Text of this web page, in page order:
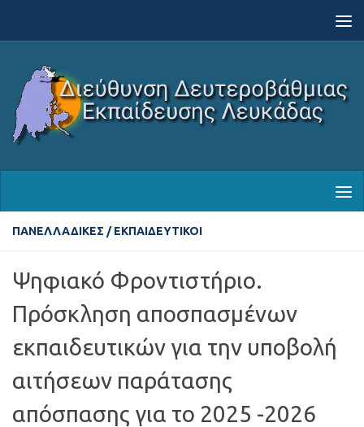
ΠΑΝΕΛΛΑΔΙΚΈΣ / ΕΚΠΑΙΔΕΥΤΙΚΟΊ
Ψηφιακό Φροντιστήριο.
Πρόσκληση αποσπασμένων
εκπαιδευτικών για την υποβολή
αιτήσεων παράτασης
απόσπασης για το 2025 -2026